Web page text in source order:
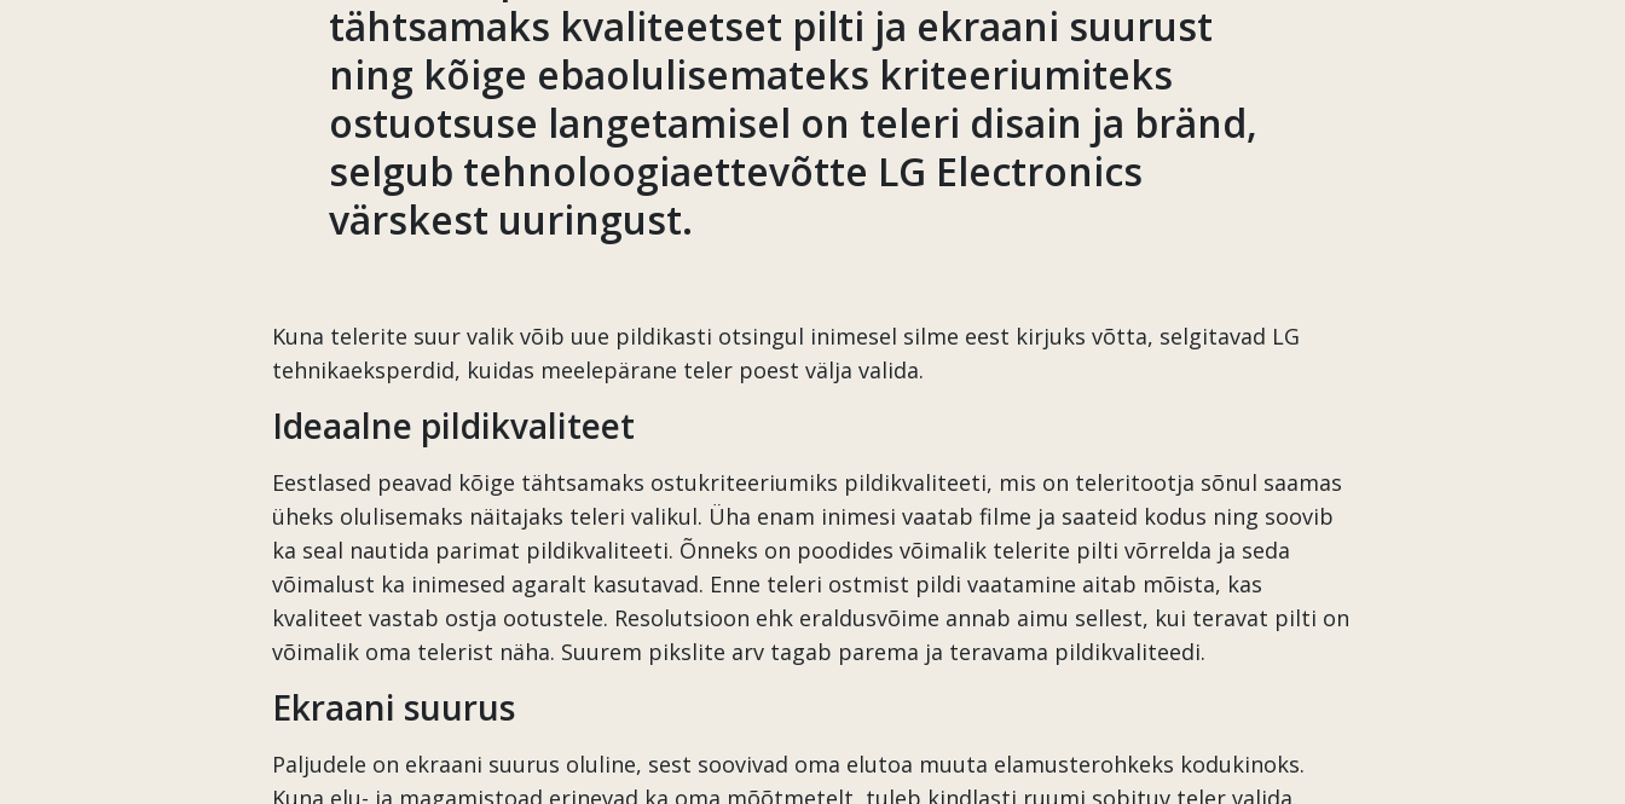
tähtsamaks kvaliteetset pilti ja ekraani suurust
ning kõige ebaolulisemateks kriteeriumiteks
ostuotsuse langetamisel on teleri disain ja bränd,
selgub tehnoloogiaettevõtte LG Electronics
värskest uuringust.
Kuna telerite suur valik võib uue pildikasti otsingul inimesel silme eest kirjuks võtta, selgitavad LG
tehnikaeksperdid, kuidas meelepärane teler poest välja valida.
Ideaalne pildikvaliteet
Eestlased peavad kõige tähtsamaks ostukriteeriumiks pildikvaliteeti, mis on teleritootja sõnul saamas
üheks olulisemaks näitajaks teleri valikul. Üha enam inimesi vaatab filme ja saateid kodus ning soovib
ka seal nautida parimat pildikvaliteeti. Õnneks on poodides võimalik telerite pilti võrrelda ja seda
võimalust ka inimesed agaralt kasutavad. Enne teleri ostmist pildi vaatamine aitab mõista, kas
kvaliteet vastab ostja ootustele. Resolutsioon ehk eraldusvõime annab aimu sellest, kui teravat pilti on
võimalik oma telerist näha. Suurem pikslite arv tagab parema ja teravama pildikvaliteedi.
Ekraani suurus
Paljudele on ekraani suurus oluline, sest soovivad oma elutoa muuta elamusterohkeks kodukinoks.